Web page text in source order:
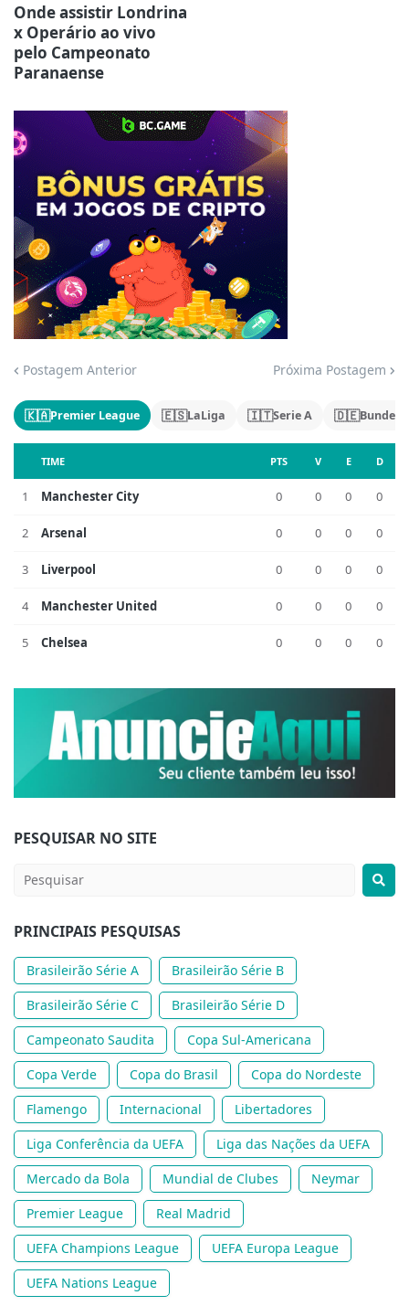
Onde assistir Londrina
x Operário ao vivo
pelo Campeonato
Paranaense
Jogue com responsabilidade. 18+
Postagem Anterior Próxima Postagem
🇰🇦Premier League 🇪🇸LaLiga 🇮🇹Serie A 🇩🇪
TIME PTS V E D
1 Manchester City 0 0 0 0
2 Arsenal 0 0 0 0
3 Liverpool 0 0 0 0
4 Manchester United 0 0 0 0
5 Chelsea 0 0 0 0
PESQUISAR NO SITE
PRINCIPAIS PESQUISAS
Brasileirão Série A
Brasileirão Série B
Brasileirão Série C
Brasileirão Série D
Campeonato Saudita
Copa Sul-Americana
Copa Verde
Copa do Brasil
Copa do Nordeste
Flamengo
Internacional
Libertadores
Liga Conferência da UEFA
Liga das Nações da UEFA
Mercado da Bola
Mundial de Clubes
Neymar
Premier League
Real Madrid
UEFA Champions League
UEFA Europa League
UEFA Nations League